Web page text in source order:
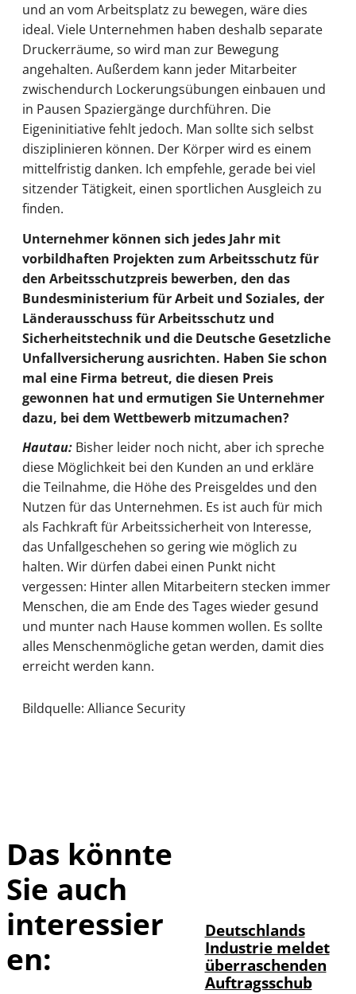
und an vom Arbeitsplatz zu bewegen, wäre dies
ideal. Viele Unternehmen haben deshalb separate
Druckerräume, so wird man zur Bewegung
angehalten. Außerdem kann jeder Mitarbeiter
zwischendurch Lockerungsübungen einbauen und
in Pausen Spaziergänge durchführen. Die
Eigeninitiative fehlt jedoch. Man sollte sich selbst
disziplinieren können. Der Körper wird es einem
mittelfristig danken. Ich empfehle, gerade bei viel
sitzender Tätigkeit, einen sportlichen Ausgleich zu
finden.
Unternehmer können sich jedes Jahr mit
vorbildhaften Projekten zum Arbeitsschutz für
den Arbeitsschutzpreis bewerben, den das
Bundesministerium für Arbeit und Soziales, der
Länderausschuss für Arbeitsschutz und
Sicherheitstechnik und die Deutsche Gesetzliche
Unfallversicherung ausrichten. Haben Sie schon
mal eine Firma betreut, die diesen Preis
gewonnen hat und ermutigen Sie Unternehmer
dazu, bei dem Wettbewerb mitzumachen?
Hautau: Bisher leider noch nicht, aber ich spreche
diese Möglichkeit bei den Kunden an und erkläre
die Teilnahme, die Höhe des Preisgeldes und den
Nutzen für das Unternehmen. Es ist auch für mich
als Fachkraft für Arbeitssicherheit von Interesse,
das Unfallgeschehen so gering wie möglich zu
halten. Wir dürfen dabei einen Punkt nicht
vergessen: Hinter allen Mitarbeitern stecken immer
Menschen, die am Ende des Tages wieder gesund
und munter nach Hause kommen wollen. Es sollte
alles Menschenmögliche getan werden, damit dies
erreicht werden kann.
Bildquelle: Alliance Security
Das könnte
Sie auch
interessier
en:
Deutschlands
Industrie meldet
überraschenden
Auftragsschub